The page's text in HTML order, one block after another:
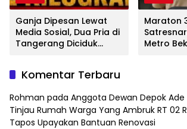
Ganja Dipesan Lewat
Media Sosial, Dua Pria di
Tangerang Diciduk
Maraton
Metro
Komentar Terbaru
Rohman pada Anggota Dewan Depok
Tinjau Rumah Warga Yang Ambruk RT 02
Tapos Upayakan Bantuan Renovasi